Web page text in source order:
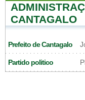
CANTAGALO
Prefeito de Cantagalo
Partido politico